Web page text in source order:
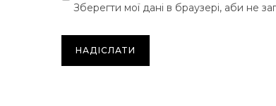
Зберегти мої дані в браузері, аби не